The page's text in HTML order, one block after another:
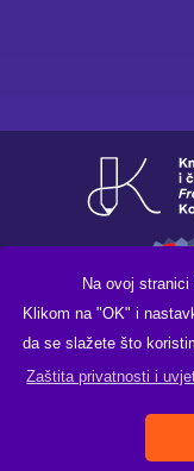
Na ovoj
Klikom na "OK" i
da se slažete što
Zaštita privatnosti i
Financirano sredstvima
Koprivnice i
Copyright